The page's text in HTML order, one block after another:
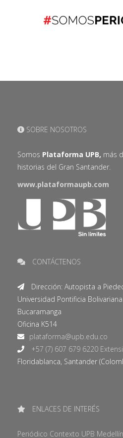
SOBRE NOSOTROS
Somos Plataforma UPB, más
historias del Gran Santander.
www.plataformaupb.com
CONTÁCTENOS
Dirección: Autopista a
Universidad Pontificia
Bucaramanga
Oficina K514
+57 (7) 607 679 6220
Floridablanca, Santander
ENLACES DE INTERÉS
Periódico Contexto UPB Medellín